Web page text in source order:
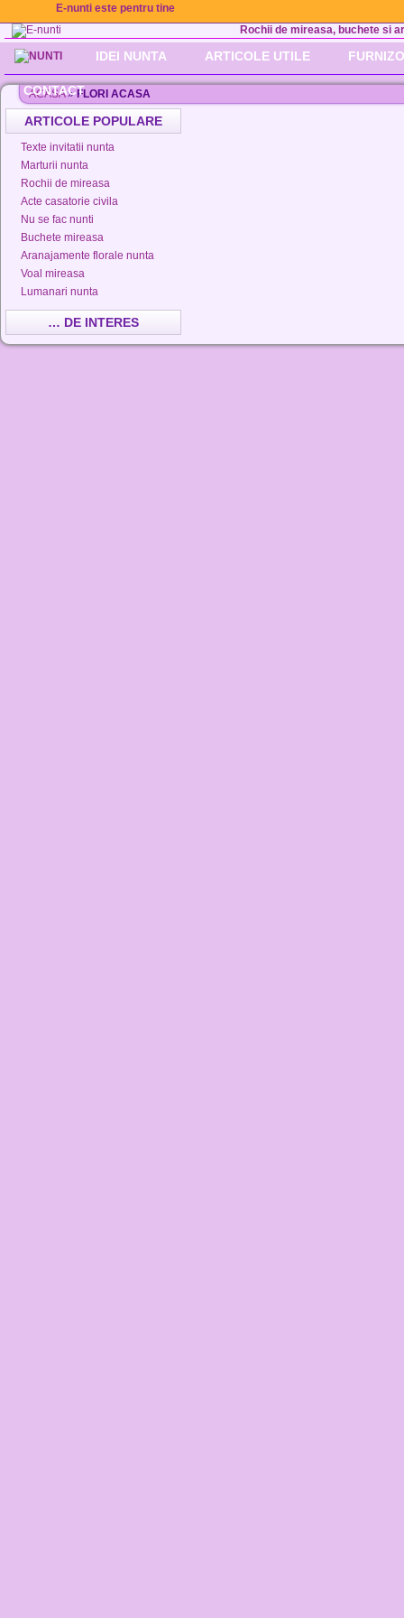
E-nunti este pentru tine
Rochii de mireasa, buchete si
IDEI NUNTA ARTICOLE UTILE
CONTACT
ACASA»FLORI ACASA
ARTICOLE POPULARE
Texte invitatii nunta
Marturii nunta
Rochii de mireasa
Acte casatorie civila
Nu se fac nunti
Buchete mireasa
Aranajamente florale nunta
Voal mireasa
Lumanari nunta
… DE INTERES